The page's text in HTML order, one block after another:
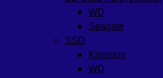
WD
Seagate
SSD
Kingston
WD